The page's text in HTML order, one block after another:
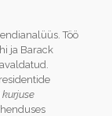
Töö
ja Barack
kurjuse